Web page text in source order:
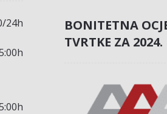
24h
BONITETNA
TVRTKE ZA 2024.